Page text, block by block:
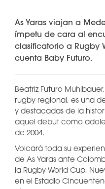
As Yaras viajan a
ímpetu de cara al
clasificatorio a Rugby
cuenta Baby Futuro.
Beatriz Futuro
rugby regional, es una
y destacadas de la
aquel debut como
de 2004.
Volcará toda su
de As Yaras ante
la Rugby World Cup,
en el Estadio